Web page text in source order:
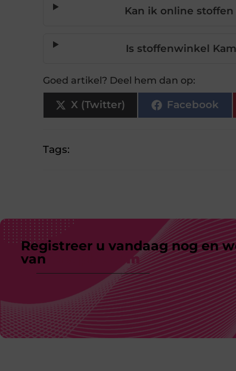
Kan ik online
Is stoffenwinkel
Goed artikel? Deel hem dan op:
X (Twitter) Facebook
Tags:
Registreer u vandaag nog en
van
ons platform